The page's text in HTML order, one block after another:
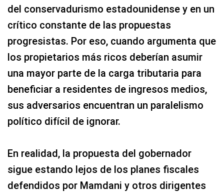
del conservadurismo estadounidense y en un
crítico constante de las propuestas
progresistas. Por eso, cuando argumenta que
los propietarios más ricos deberían asumir
una mayor parte de la carga tributaria para
beneficiar a residentes de ingresos medios,
sus adversarios encuentran un paralelismo
político difícil de ignorar.
En realidad, la propuesta del gobernador
sigue estando lejos de los planes fiscales
defendidos por Mamdani y otros dirigentes